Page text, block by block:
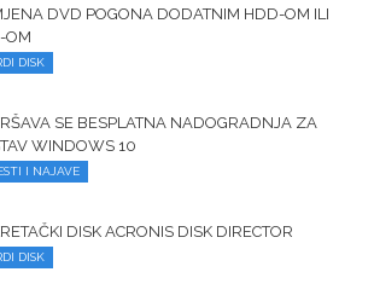
DVD POGONA DODATNIM HDD-OM ILI
OM
DISK
SE BESPLATNA NADOGRADNJA ZA
WINDOWS 10
I NAJAVE
DISK ACRONIS DISK DIRECTOR
DISK